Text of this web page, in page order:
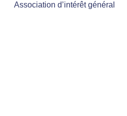
Association d’intérêt général